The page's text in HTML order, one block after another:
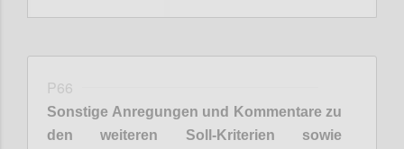
P66
Sonstige Anregungen und Kommentare zu
den weiteren Soll-Kriterien sowie